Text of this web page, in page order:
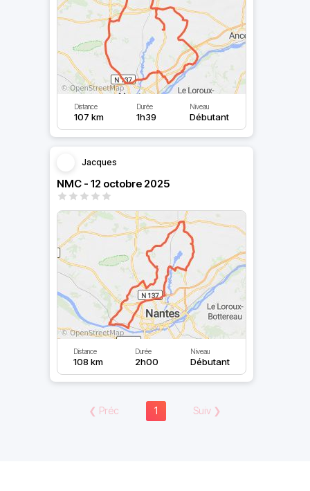
Distance
107 km
Durée
1h39
Niveau
Débutant
Jacques
NMC - 12 octobre 2025
Distance
108 km
Durée
2h00
Niveau
Débutant
❮ Préc 1 Suiv ❯